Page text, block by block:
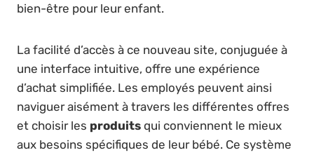
bien-être pour leur enfant.
La facilité d’accès à ce nouveau site, conjuguée à
une interface intuitive, offre une expérience
d’achat simplifiée. Les employés peuvent ainsi
naviguer aisément à travers les différentes offres
et choisir les produits qui conviennent le mieux
aux besoins spécifiques de leur bébé. Ce système